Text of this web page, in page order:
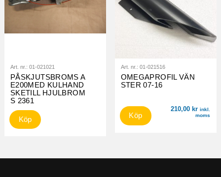
Art. nr.: 01-021021
PÅSKJUTSBROMS A
E200MED KULHAND
SKETILL HJULBROM
S 2361
Köp
Art. nr.: 01-021516
OMEGAPROFIL VÄN
STER 07-16
210,00 kr inkl.
moms
Köp